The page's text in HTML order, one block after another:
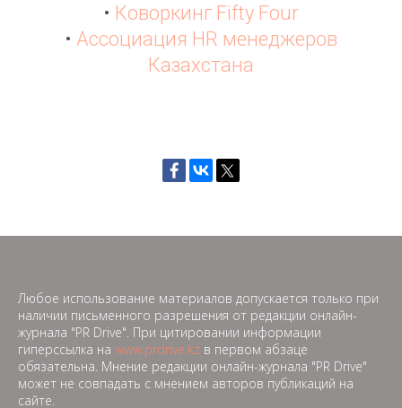
• Коворкинг Fifty Four
• Ассоциация HR менеджеров
Казахстана
Любое использование материалов допускается только при
наличии письменного разрешения от редакции онлайн-
журнала "PR Drive". При цитировании информации
гиперссылка на www.prdrive.kz в первом абзаце
обязательна. Мнение редакции онлайн-журнала "PR Drive"
может не совпадать с мнением авторов публикаций на
сайте.